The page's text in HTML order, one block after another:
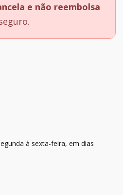
e não reembolsa
à sexta-feira, em dias